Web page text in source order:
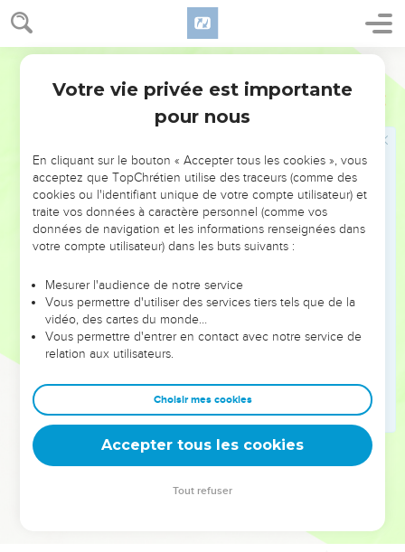
NE MANQUEZ PAS L’ÉVÉNEMENT
DE L’ANNÉE !
ET SI LEURS ERREURS POUVAIENT VOUS ÉVITER LES
VOTRES ?
leur foi ou leur vision. Mais on voit moins les doutes, les erreurs
et les saisons difficiles qu'ils ont traversés, alors même que ce
sont elles qui les ont façonnés.
Dans cette conférence, leaders, entrepreneurs, et responsables
clés pour avancer avec plus de sagesse afin que leurs erreurs
deviennent vos tremplins. Que vous guidiez un ministère, une
équipe, un groupe ou une famille, leur expérience est faite
Votre vie privée est importante
pour nous
En cliquant sur le bouton « Accepter tous les cookies », vous
acceptez que TopChrétien utilise des traceurs (comme des
cookies ou l'identifiant unique de votre compte utilisateur) et
traite vos données à caractère personnel (comme vos
données de navigation et les informations renseignées dans
votre compte utilisateur) dans les buts suivants :
Mesurer l'audience de notre service
Vous permettre d'utiliser des services tiers tels que de la
vidéo, des cartes du monde…
Vous permettre d'entrer en contact avec notre service de
relation aux utilisateurs.
Choisir mes cookies
Accepter tous les cookies
Tout refuser